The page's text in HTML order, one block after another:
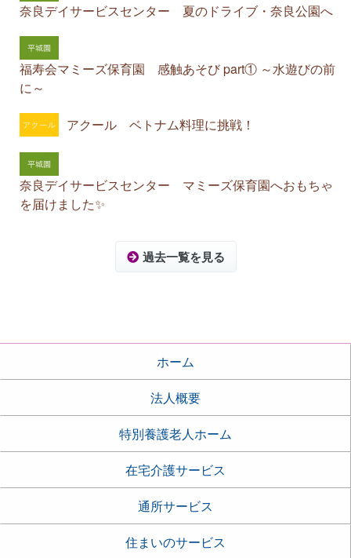
奈良デイサービスセンター 夏のドライブ・奈良公園へ
福寿会マミーズ保育園 感触あそび part① ～水遊びの前
に～
アクール ベトナム料理に挑戦！
奈良デイサービスセンター マミーズ保育園へおもちゃ
を届けました✨
過去一覧を見る
ホーム
法人概要
特別養護老人ホーム
在宅介護サービス
通所サービス
住まいのサービス